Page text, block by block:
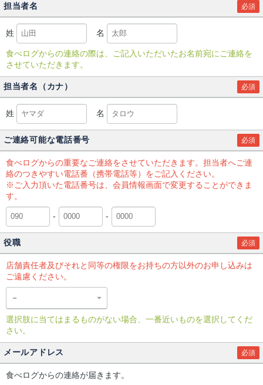
担当者名 必須
姓 名
食べログからの連絡の際は、ご記入いただいたお名前宛にご連絡を
させていただきます。
担当者名（カナ） 必須
姓 名
ご連絡可能な電話番号 必須
食べログからの重要なご連絡をさせていただきます。担当者へご連
絡のつきやすい電話番（携帯電話等）をご記入ください。
※ご入力頂いた電話番号は、会員情報画面で変更することができま
す。
- -
役職 必須
店舗責任者及びそれと同等の権限をお持ちの方以外のお申し込みは
ご遠慮ください。
選択肢に当てはまるものがない場合、一番近いものを選択してくだ
さい。
メールアドレス 必須
食べログからの連絡が届きます。